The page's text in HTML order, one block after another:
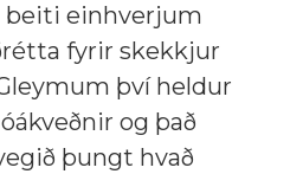
einhverjum
fyrir skekkjur
því heldur
og það
þungt hvað